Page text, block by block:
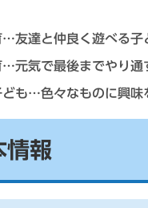
…友達と仲良く遊べる子
…元気で最後までやり通
も…色々なものに興味
情報